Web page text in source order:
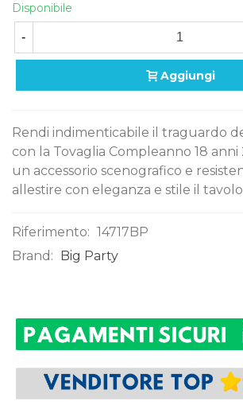
Disponibile
-
Aggiungi
Rendi indimenticabile il traguardo
con la Tovaglia Compleanno 18 anni
un accessorio scenografico e
allestire con eleganza e stile il
Riferimento: 14717BP
Brand:
Big Party